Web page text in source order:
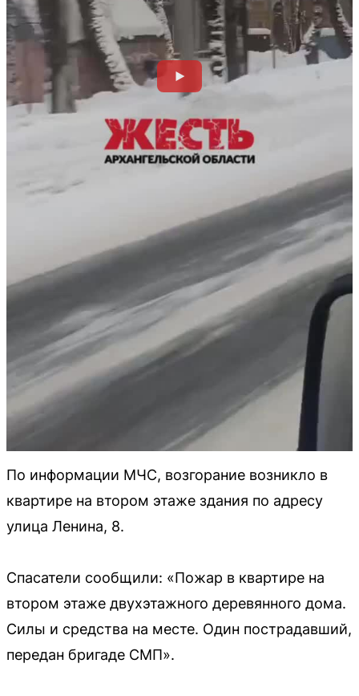
По информации МЧС, возгорание возникло в
квартире на втором этаже здания по адресу
улица Ленина, 8.
Спасатели сообщили: «Пожар в квартире на
втором этаже двухэтажного деревянного дома.
Силы и средства на месте. Один пострадавший,
передан бригаде СМП».